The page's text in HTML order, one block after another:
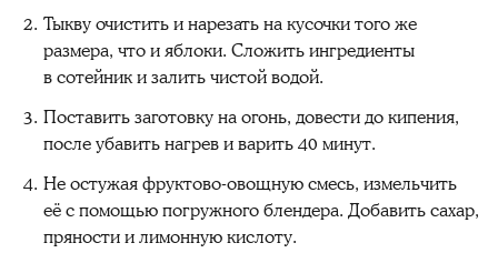
Тыкву очистить и нарезать на кусочки того же
размера, что и яблоки. Сложить ингредиенты
в сотейник и залить чистой водой.
Поставить заготовку на огонь, довести до кипения,
после убавить нагрев и варить 40 минут.
Не остужая фруктово-овощную смесь, измельчить
её с помощью погружного блендера. Добавить сахар,
пряности и лимонную кислоту.